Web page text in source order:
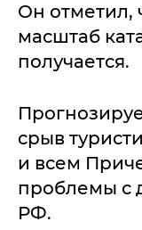
Он отметил,
масштаб
получается.
срыв
и всем
проблемы с
РФ.